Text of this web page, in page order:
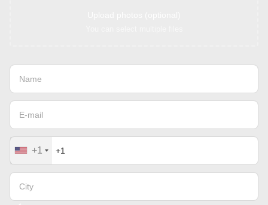
+1